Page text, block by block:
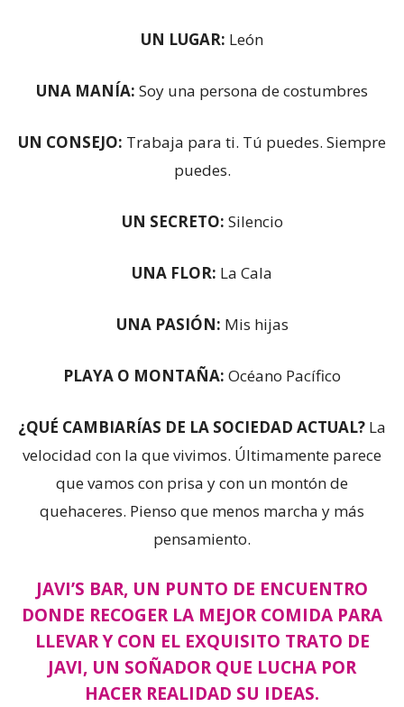
UN LUGAR: León
UNA MANÍA: Soy una persona de costumbres
UN CONSEJO: Trabaja para ti. Tú puedes. Siempre
puedes.
UN SECRETO: Silencio
UNA FLOR: La Cala
UNA PASIÓN: Mis hijas
PLAYA O MONTAÑA: Océano Pacífico
¿QUÉ CAMBIARÍAS DE LA SOCIEDAD ACTUAL? La
velocidad con la que vivimos. Últimamente parece
que vamos con prisa y con un montón de
quehaceres. Pienso que menos marcha y más
pensamiento.
JAVI’S BAR, UN PUNTO DE ENCUENTRO
DONDE RECOGER LA MEJOR COMIDA PARA
LLEVAR Y CON EL EXQUISITO TRATO DE
JAVI, UN SOÑADOR QUE LUCHA POR
HACER REALIDAD SU IDEAS.